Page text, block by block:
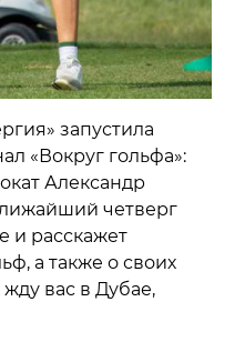
запустила
«Вокруг гольфа»:
Александр
четверг
и расскажет
а также о своих
вас в Дубае,